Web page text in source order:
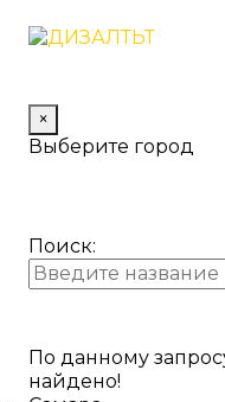
×
Выберите город
Поиск:
По данному
найдено!